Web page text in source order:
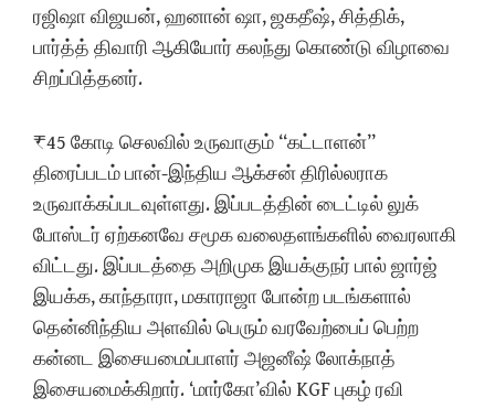
ரஜிஷா விஜயன், ஹனான் ஷா, ஜகதீஷ், சித்திக்,
பார்த்த் திவாரி ஆகியோர் கலந்து கொண்டு விழாவை
சிறப்பித்தனர்.
₹45 கோடி செலவில் உருவாகும் “கட்டாளன்”
திரைப்படம் பான்-இந்திய ஆக்சன் திரில்லராக
உருவாக்கப்படவுள்ளது. இப்படத்தின் டைட்டில் லுக்
போஸ்டர் ஏற்கனவே சமூக வலைதளங்களில் வைரலாகி
விட்டது. இப்படத்தை அறிமுக இயக்குநர் பால் ஜார்ஜ்
இயக்க, காந்தாரா, மகாராஜா போன்ற படங்களால்
தென்னிந்திய அளவில் பெரும் வரவேற்பைப் பெற்ற
கன்னட இசையமைப்பாளர் அஜனீஷ் லோக்நாத்
இசையமைக்கிறார். ‘மார்கோ’வில் KGF புகழ் ரவி